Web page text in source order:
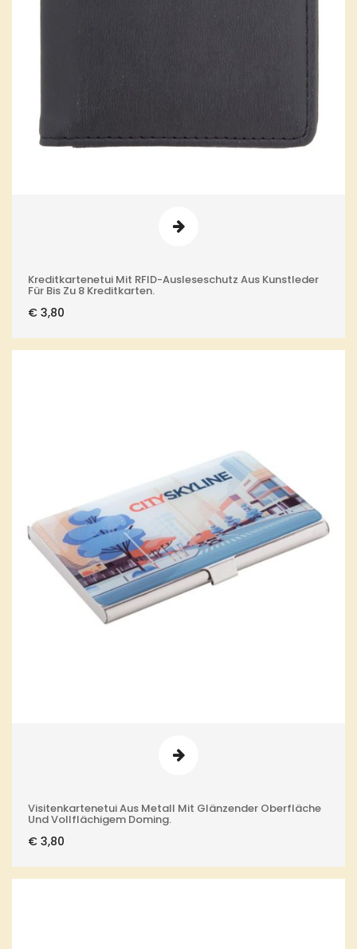
Kreditkartenetui Mit RFID-Ausleseschutz Aus Kunstleder
Für Bis Zu 8 Kreditkarten.
€ 3,80
Visitenkartenetui Aus Metall Mit Glänzender Oberfläche
Und Vollflächigem Doming.
€ 3,80